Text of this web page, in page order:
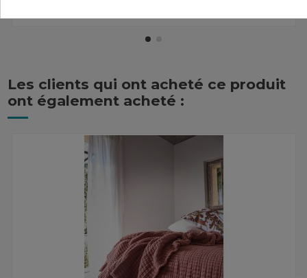
Les clients qui ont acheté ce produit
ont également acheté :